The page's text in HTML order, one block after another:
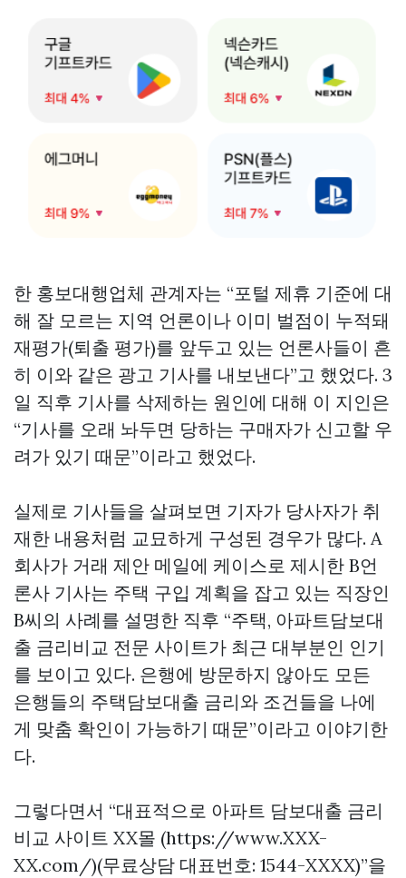
한 홍보대행업체 관계자는 “포털 제휴 기준에 대
해 잘 모르는 지역 언론이나 이미 벌점이 누적돼
재평가(퇴출 평가)를 앞두고 있는 언론사들이 흔
히 이와 같은 광고 기사를 내보낸다”고 했었다. 3
일 직후 기사를 삭제하는 원인에 대해 이 지인은
“기사를 오래 놔두면 당하는 구매자가 신고할 우
려가 있기 때문”이라고 했었다.
실제로 기사들을 살펴보면 기자가 당사자가 취
재한 내용처럼 교묘하게 구성된 경우가 많다. A
회사가 거래 제안 메일에 케이스로 제시한 B언
론사 기사는 주택 구입 계획을 잡고 있는 직장인
B씨의 사례를 설명한 직후 “주택, 아파트담보대
출 금리비교 전문 사이트가 최근 대부분인 인기
를 보이고 있다. 은행에 방문하지 않아도 모든
은행들의 주택담보대출 금리와 조건들을 나에
게 맞춤 확인이 가능하기 때문”이라고 이야기한
다.
그렇다면서 “대표적으로 아파트 담보대출 금리
비교 사이트 XX몰 (https://www.XXX-
XX.com/)(무료상담 대표번호: 1544-XXXX)”을